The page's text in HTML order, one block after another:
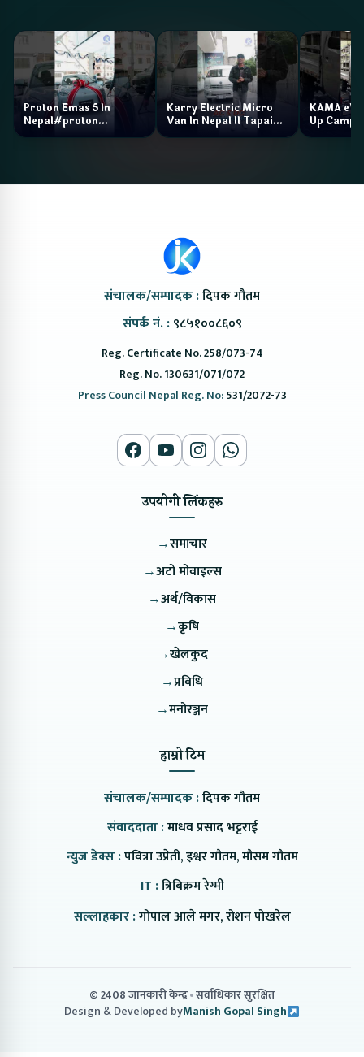
Proton Emas 5 In
Nepal#proton
#protonemas5#protonnepal#evcarnepal
Karry Electric Micro
Van In Nepal II Tapaiko
Bazar II Jankari
KAMA eV
Up Camp
संचालक/सम्पादक :दिपक गौतम
संपर्क नं. : ९८५१००८६०९
Reg. Certificate No. 258/073-74
Reg. No. 130631/071/072
Press Council Nepal Reg. No:531/2072-73
उपयोगी लिंकहरु
→समाचार
→अटो मोवाइल्स
→अर्थ/विकास
→कृषि
→खेलकुद
→प्रविधि
→मनोरञ्जन
हाम्रो टिम
संचालक/सम्पादक :दिपक गौतम
संवाददाता :माधव प्रसाद भट्टराई
न्युज डेक्स :पवित्रा उप्रेती, इश्वर गौतम, मौसम गौतम
IT :त्रिबिक्रम रेग्मी
सल्लाहकार :गोपाल आले मगर, रोशन पोखरेल
© 2408 जानकारी केन्द्र सर्वाधिकार सुरक्षित
Design & Developed byManish Gopal Singh